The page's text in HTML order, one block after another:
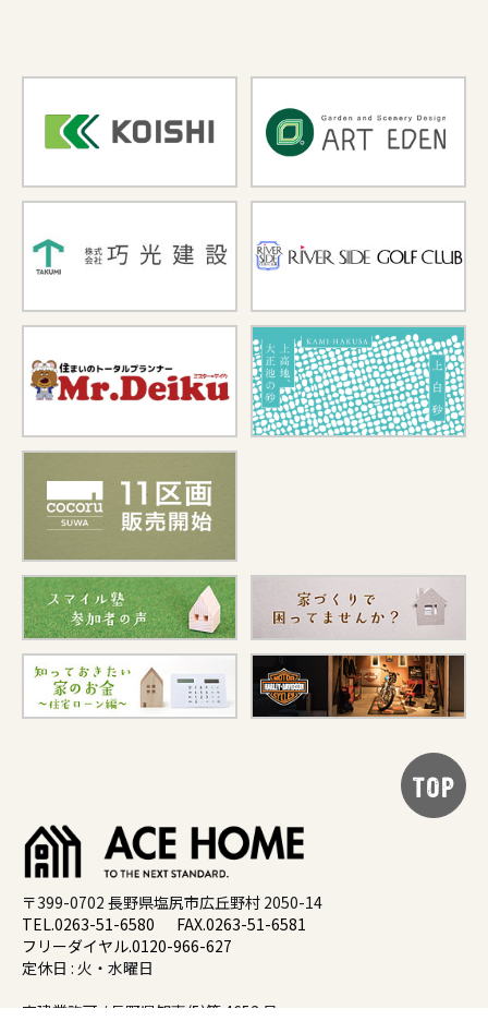
〒399-0702 長野県塩尻市広丘野村 2050-14
TEL.0263-51-6580
FAX.0263-51-6581
フリーダイヤル.0120-966-627
定休日 : 火・水曜日
宅建業許可 / 長野県知事(5)第 4653 号
TOP